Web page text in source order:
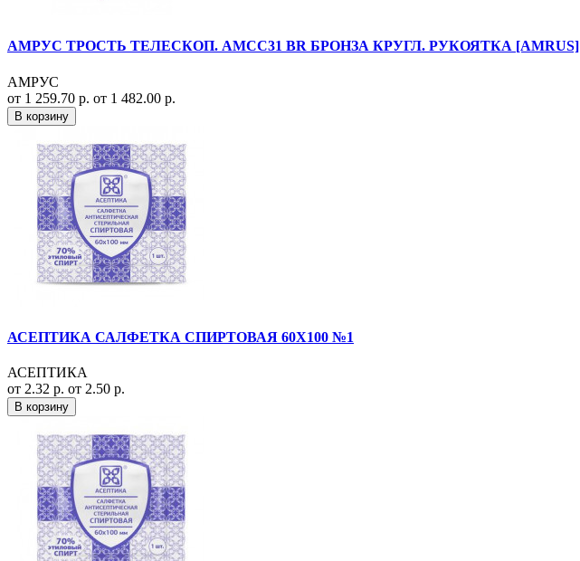
АМРУС ТРОСТЬ ТЕЛЕСКОП. АМСС31 BR БРОНЗА КРУГЛ. РУКОЯТКА [AMRUS]
АМРУС
от 1 259.70 р. от 1 482.00 р.
В корзину
АСЕПТИКА САЛФЕТКА СПИРТОВАЯ 60Х100 №1
АСЕПТИКА
от 2.32 р. от 2.50 р.
В корзину